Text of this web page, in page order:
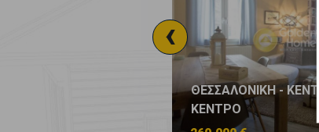
ΘΕΣΣΑΛΟΝΙΚΗ -
ΚΕΝΤΡΟ
‹